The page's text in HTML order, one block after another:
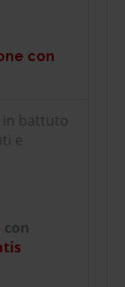
con
battuto
e
con